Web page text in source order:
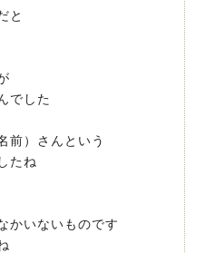
と
でした
前）さんという
たね
かいないものです